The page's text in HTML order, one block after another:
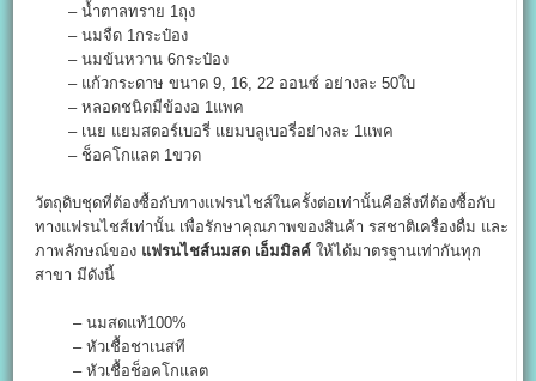
– น้ำตาลทราย 1ถุง
– นมจืด 1กระป๋อง
– นมข้นหวาน 6กระป๋อง
– แก้วกระดาษ ขนาด 9, 16, 22 ออนซ์ อย่างละ 50ใบ
– หลอดชนิดมีข้องอ 1แพค
– เนย แยมสตอร์เบอรี่ แยมบลูเบอรี่อย่างละ 1แพค
– ช็อคโกแลต 1ขวด
วัตถุดิบชุดที่ต้องซื้อกับทางแฟรนไชส์ในครั้งต่อเท่านั้นคือสิ่งที่ต้องซื้อกับ
ทางแฟรนไชส์เท่านั้น เพื่อรักษาคุณภาพของสินค้า รสชาติเครื่องดื่ม และ
ภาพลักษณ์ของ แฟรนไชส์นมสด เอ็มมิลค์ ให้ได้มาตรฐานเท่ากันทุก
สาขา มีดังนี้
– นมสดแท้100%
– หัวเชื้อชาเนสที
– หัวเชื้อช็อคโกแลต